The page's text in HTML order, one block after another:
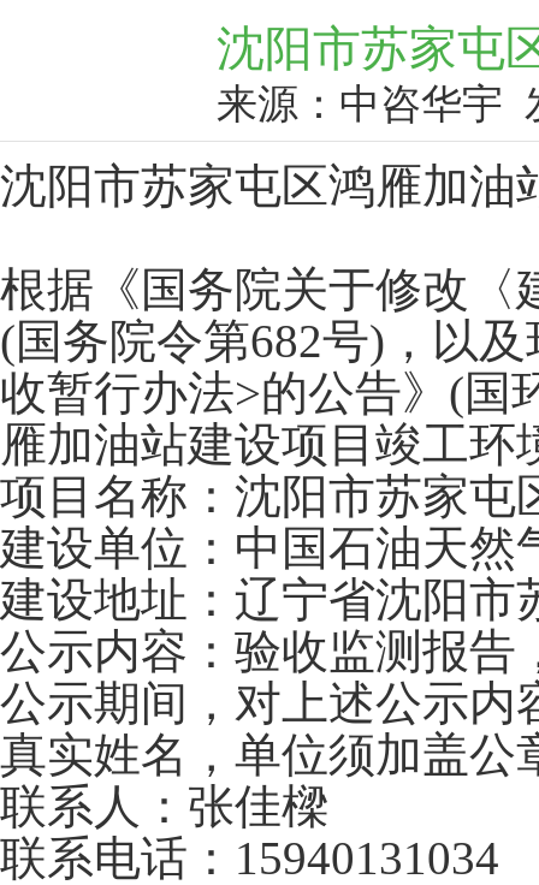
沈阳市苏家屯
来源：中咨华宇
沈阳市苏家屯区鸿雁加油
根据《国务院关于修改〈
(国务院令第682号)，以
收暂行办法>的公告》(国
雁加油站建设项目竣工
项目名称：沈阳市苏家屯
建设单位：中国石油天然
建设地址：辽宁省沈阳市
公示内容：验收监测报告
公示期间，对上述公示内
真实姓名，单位须加盖公
联系人：张佳樑
联系电话：15940131034